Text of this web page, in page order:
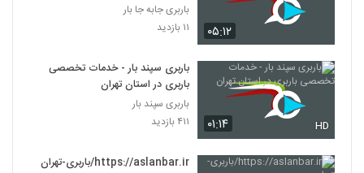
۰۵:۱۲
باربری جابه جا بار
۱۱ بازدید
۰۱:۱۴ HD
باربری سپند بار - خدمات تخصصی
باربری در استان تهران
باربری سپند بار
۴۱۱ بازدید
https://aslanbar.ir/باربری-تهران